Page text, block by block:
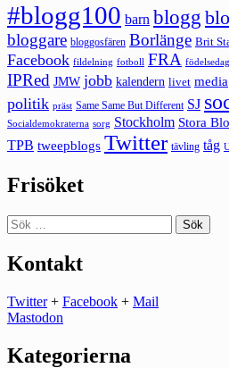
#blogg100 barn blogg
bloggare bloggosfären Borlänge Brit
Facebook fildelning fotboll FRA födelsedag
IPRed JMW jobb kalendern livet media
politik präst Same Same But Different SJ
Socialdemokraterna sorg Stockholm Stora
TPB tweepblogs Twitter tävling tåg
Frisöket
Sök
efter:
Kontakt
Twitter+ Facebook + Mail
Mastodon
Kategorierna